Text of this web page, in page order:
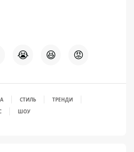
😭 😆 😡
СТИЛЬ
ТРЕНДИ
ШОУ